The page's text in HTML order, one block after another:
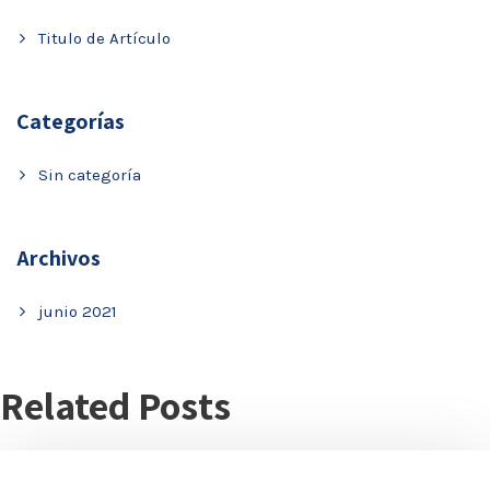
Titulo de Artículo
Categorías
Sin categoría
Archivos
junio 2021
Related Posts